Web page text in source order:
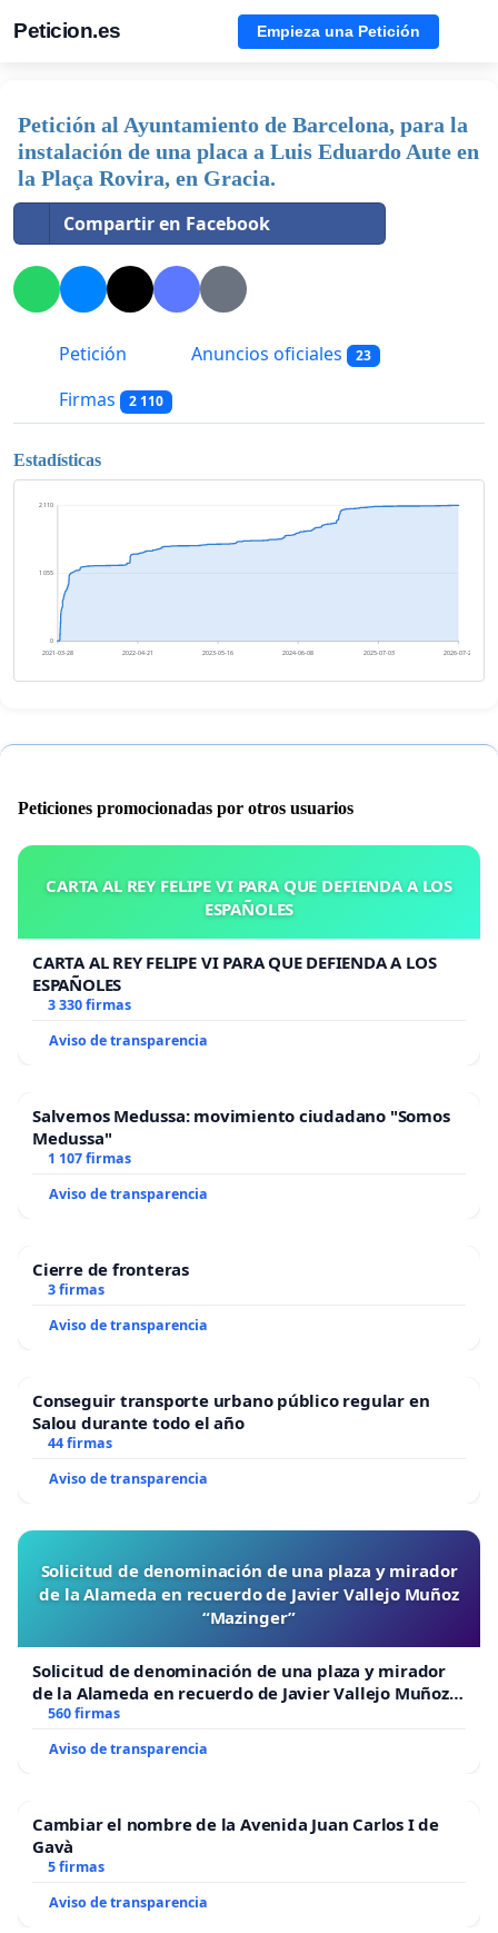
Peticion.es Empieza una Petición
Petición al Ayuntamiento de Barcelona, para la
instalación de una placa a Luis Eduardo Aute en
la Plaça Rovira, en Gracia.
Compartir en Facebook
Petición Anuncios oficiales 23
Firmas 2 110
Estadísticas
0
1 055
2 110
2021-03-28 2022-04-21 2023-05-16 2024-06-08 2025-07-03 2026-07-27
Peticiones promocionadas por otros usuarios
CARTA AL REY FELIPE VI PARA QUE DEFIENDA A LOS
ESPAÑOLES
CARTA AL REY FELIPE VI PARA QUE DEFIENDA A LOS
ESPAÑOLES
3 330 firmas
Aviso de transparencia
Salvemos Medussa: movimiento ciudadano "Somos
Medussa"
1 107 firmas
Aviso de transparencia
Cierre de fronteras
3 firmas
Aviso de transparencia
Conseguir transporte urbano público regular en
Salou durante todo el año
44 firmas
Aviso de transparencia
Solicitud de denominación de una plaza y mirador
de la Alameda en recuerdo de Javier Vallejo Muñoz
“Mazinger”
Solicitud de denominación de una plaza y mirador
de la Alameda en recuerdo de Javier Vallejo Muñoz
“Mazinger”
560 firmas
Aviso de transparencia
Cambiar el nombre de la Avenida Juan Carlos I de
Gavà
5 firmas
Aviso de transparencia